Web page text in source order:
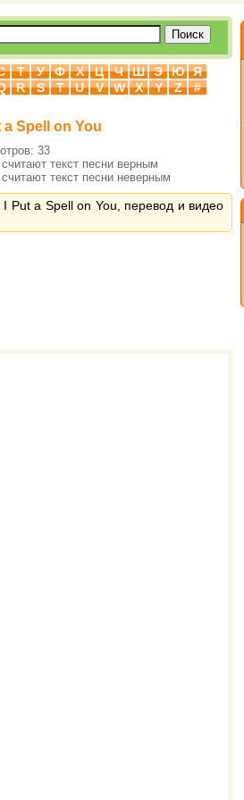
Т У Ф Х Ц Ч Ш Э Ю
Я
R S T U V W X Y Z
#
а Spell on You
33
текст песни верным
текст песни неверным
Put а Spell on You, перевод и видео